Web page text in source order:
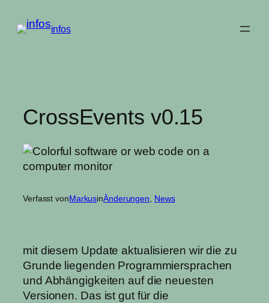
Inhalt
infos
CrossEvents v0.15
Verfasst vonMarkusinÄnderungen, News
mit diesem Update aktualisieren wir die zu
Grunde liegenden Programmiersprachen
und Abhängigkeiten auf die neuesten
Versionen. Das ist gut für die